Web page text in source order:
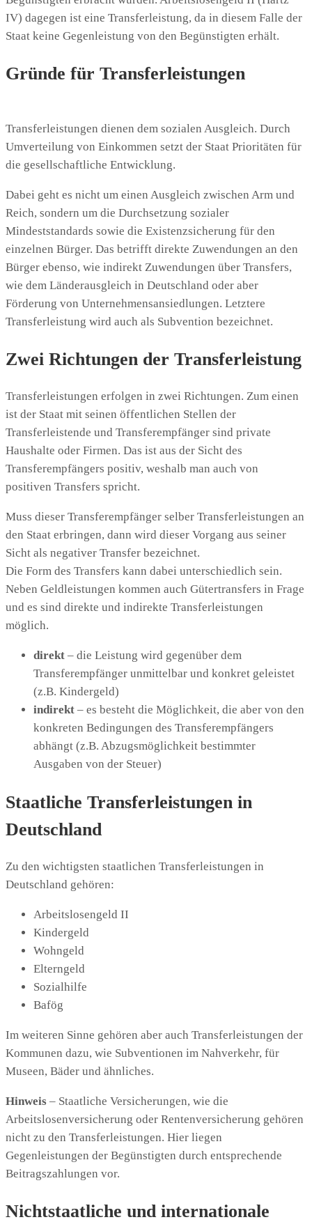
IV) dagegen ist eine Transferleistung, da in diesem Falle der
Staat keine Gegenleistung von den Begünstigten erhält.
Gründe für Transferleistungen
Transferleistungen dienen dem sozialen Ausgleich. Durch
Umverteilung von Einkommen setzt der Staat Prioritäten für
die gesellschaftliche Entwicklung.
Dabei geht es nicht um einen Ausgleich zwischen Arm und
Reich, sondern um die Durchsetzung sozialer
Mindeststandards sowie die Existenzsicherung für den
einzelnen Bürger. Das betrifft direkte Zuwendungen an den
Bürger ebenso, wie indirekt Zuwendungen über Transfers,
wie dem Länderausgleich in Deutschland oder aber
Förderung von Unternehmensansiedlungen. Letztere
Transferleistung wird auch als Subvention bezeichnet.
Zwei Richtungen der Transferleistung
Transferleistungen erfolgen in zwei Richtungen. Zum einen
ist der Staat mit seinen öffentlichen Stellen der
Transferleistende und Transferempfänger sind private
Haushalte oder Firmen. Das ist aus der Sicht des
Transferempfängers positiv, weshalb man auch von
positiven Transfers spricht.
Muss dieser Transferempfänger selber Transferleistungen an
den Staat erbringen, dann wird dieser Vorgang aus seiner
Sicht als negativer Transfer bezeichnet.
Die Form des Transfers kann dabei unterschiedlich sein.
Neben Geldleistungen kommen auch Gütertransfers in Frage
und es sind direkte und indirekte Transferleistungen
möglich.
direkt – die Leistung wird gegenüber dem
Transferempfänger unmittelbar und konkret geleistet
(z.B. Kindergeld)
indirekt – es besteht die Möglichkeit, die aber von den
konkreten Bedingungen des Transferempfängers
abhängt (z.B. Abzugsmöglichkeit bestimmter
Ausgaben von der Steuer)
Staatliche Transferleistungen in
Deutschland
Zu den wichtigsten staatlichen Transferleistungen in
Deutschland gehören:
Arbeitslosengeld II
Kindergeld
Wohngeld
Elterngeld
Sozialhilfe
Bafög
Im weiteren Sinne gehören aber auch Transferleistungen der
Kommunen dazu, wie Subventionen im Nahverkehr, für
Museen, Bäder und ähnliches.
Hinweis – Staatliche Versicherungen, wie die
Arbeitslosenversicherung oder Rentenversicherung gehören
nicht zu den Transferleistungen. Hier liegen
Gegenleistungen der Begünstigten durch entsprechende
Beitragszahlungen vor.
Nichtstaatliche und internationale